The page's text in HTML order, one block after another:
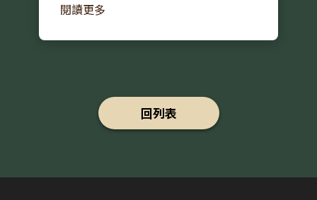
上，性病在動物界十分普遍…
閱讀更多
回列表